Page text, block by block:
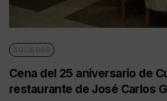
SOCIEDAD
Cena del 25 aniversario de
restaurante de José Carlos